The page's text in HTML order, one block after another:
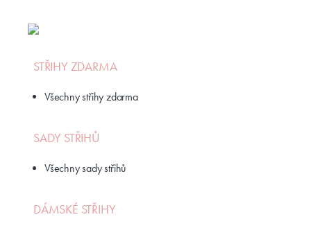
STŘIHY ZDARMA
Všechny střihy zdarma
SADY STŘIHŮ
Všechny sady střihů
DÁMSKÉ STŘIHY